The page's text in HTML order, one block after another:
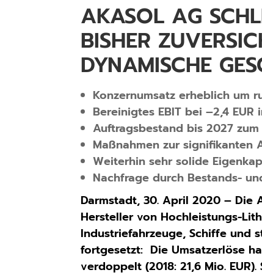
AKASOL AG
ISHER
YNAMISCHE
Konzernumsatz erheblich um
Bereinigtes EBIT bei –2,4
Auftragsbestand bis 2027
Maßnahmen zur
Weiterhin sehr solide
Nachfrage durch Bestands-
Darmstadt, 30. April 2020 – Die
Hersteller von Hochleistungs-
Industriefahrzeuge, Schiffe und
fortgesetzt: Die Umsatzerlöse
verdoppelt (2018: 21,6 Mio.